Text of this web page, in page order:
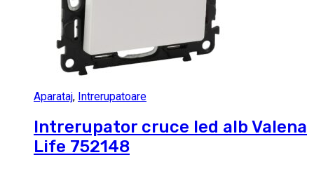
Aparataj, Intrerupatoare
Intrerupator cruce led alb Valena
Life 752148